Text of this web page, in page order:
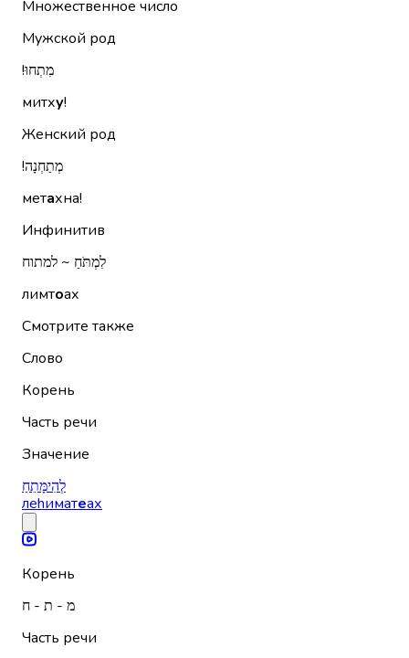
Множественное число
Мужской род
מִתְחוּ!‏
митху!
Женский род
מְתַחְנָה!‏
метахна!
Инфинитив
לִמְתֹּחַ ~ למתוח
лимтоах
Смотрите также
Слово
Корень
Часть речи
Значение
לְהִימָּתֵחַ
леhиматеах
Корень
מ - ת - ח
Часть речи